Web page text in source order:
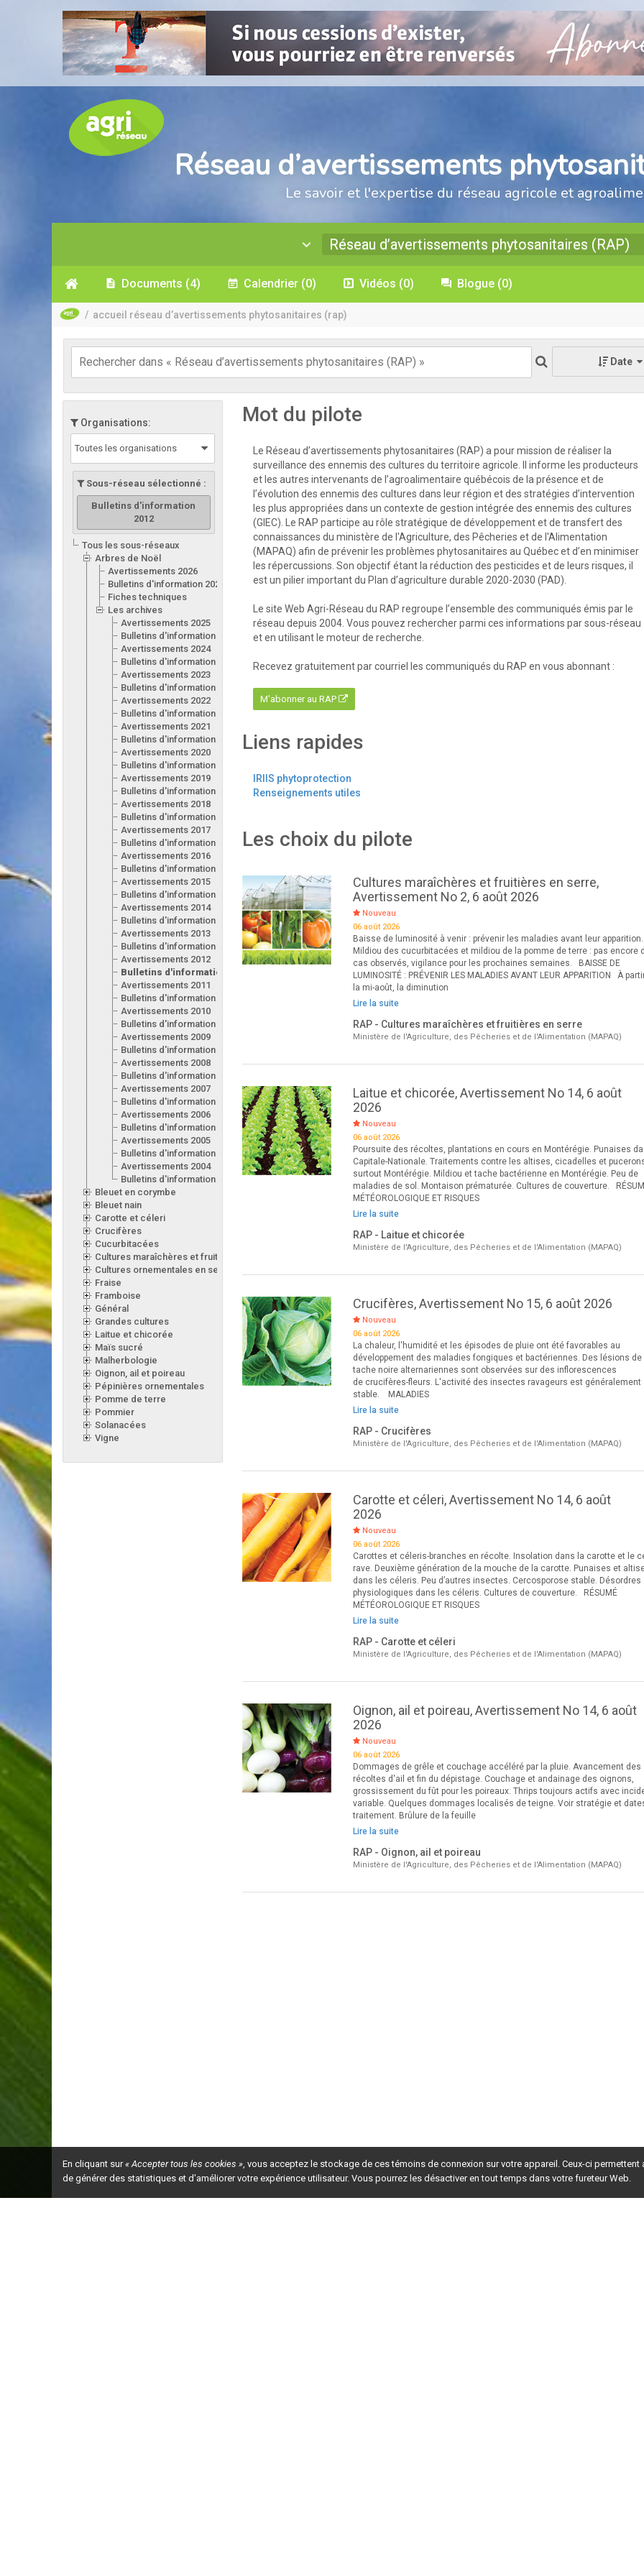
Réseau d’avertissements
Le savoir et l'expertise du réseau agricole et
Réseau d’avertissements phytosanitaires (RAP)
Documents (4) Calendrier (0) Vidéos (0) Blogue (0)
/ accueil réseau d’avertissements phytosanitaires (rap)
Date
Organisations:
Toutes les organisations
Sous-réseau sélectionné :
Bulletins d'information
2012
Tous les sous-réseaux
Arbres de Noël
Avertissements 2026
Bulletins d'information 2026
Fiches techniques
Les archives
Avertissements 2025
Bulletins d'information 2025
Avertissements 2024
Bulletins d'information 2024
Avertissements 2023
Bulletins d'information 2023
Avertissements 2022
Bulletins d'information 2022
Avertissements 2021
Bulletins d'information 2021
Avertissements 2020
Bulletins d'information 2020
Avertissements 2019
Bulletins d'information 2019
Avertissements 2018
Bulletins d'information 2018
Avertissements 2017
Bulletins d'information 2017
Avertissements 2016
Bulletins d'information 2016
Avertissements 2015
Bulletins d'information 2015
Avertissements 2014
Bulletins d'information 2014
Avertissements 2013
Bulletins d'information 2013
Avertissements 2012
Bulletins d'information 2012
Avertissements 2011
Bulletins d'information 2011
Avertissements 2010
Bulletins d'information 2010
Avertissements 2009
Bulletins d'information 2009
Avertissements 2008
Bulletins d'information 2008
Avertissements 2007
Bulletins d'information 2007
Avertissements 2006
Bulletins d'information 2006
Avertissements 2005
Bulletins d'information 2005
Avertissements 2004
Bulletins d'information 2004
Bleuet en corymbe
Bleuet nain
Carotte et céleri
Crucifères
Cucurbitacées
Cultures maraîchères et fruitières en serre
Cultures ornementales en serre
Fraise
Framboise
Général
Grandes cultures
Laitue et chicorée
Maïs sucré
Malherbologie
Oignon, ail et poireau
Pépinières ornementales
Pomme de terre
Pommier
Solanacées
Vigne
Mot du pilote
Le Réseau d’avertissements phytosanitaires (RAP) a pour mission de réaliser la
surveillance des ennemis des cultures du territoire agricole. Il informe les producteurs
et les autres intervenants de l’agroalimentaire québécois de la présence et de
l’évolution des ennemis des cultures dans leur région et des stratégies d’intervention
les plus appropriées dans un contexte de gestion intégrée des ennemis des cultures
(GIEC). Le RAP participe au rôle stratégique de développement et de transfert des
connaissances du ministère de l'Agriculture, des Pêcheries et de l'Alimentation
(MAPAQ) afin de prévenir les problèmes phytosanitaires au Québec et d’en minimiser
les répercussions. Son objectif étant la réduction des pesticides et de leurs risques, il
est un pilier important du Plan d’agriculture durable 2020-2030 (PAD).
Le site Web Agri-Réseau du RAP regroupe l’ensemble des communiqués émis par le
réseau depuis 2004. Vous pouvez rechercher parmi ces informations par sous-réseau
et en utilisant le moteur de recherche.
Recevez gratuitement par courriel les communiqués du RAP en vous abonnant :
M'abonner au RAP
Liens rapides
IRIIS phytoprotection
Renseignements utiles
Les choix du pilote
Cultures maraîchères et fruitières en serre,
Avertissement No 2, 6 août 2026
Nouveau
06 août 2026
Baisse de luminosité à venir : prévenir les maladies avant leur apparition.
Mildiou des cucurbitacées et mildiou de la pomme de terre : pas encore
cas observés, vigilance pour les prochaines semaines. BAISSE DE
LUMINOSITÉ : PRÉVENIR LES MALADIES AVANT LEUR APPARITION À
la mi-août, la diminution
Lire la suite
RAP - Cultures maraîchères et fruitières en serre
Ministère de l'Agriculture, des Pêcheries et de l'Alimentation (MAPAQ)
Laitue et chicorée, Avertissement No 14, 6 août
2026
Nouveau
06 août 2026
Poursuite des récoltes, plantations en cours en Montérégie. Punaises
Capitale-Nationale. Traitements contre les altises, cicadelles et
surtout Montérégie. Mildiou et tache bactérienne en Montérégie. Peu de
maladies de sol. Montaison prématurée. Cultures de couverture.
MÉTÉOROLOGIQUE ET RISQUES
Lire la suite
RAP - Laitue et chicorée
Ministère de l'Agriculture, des Pêcheries et de l'Alimentation (MAPAQ)
Crucifères, Avertissement No 15, 6 août 2026
Nouveau
06 août 2026
La chaleur, l'humidité et les épisodes de pluie ont été favorables au
développement des maladies fongiques et bactériennes. Des lésions de
tache noire alternariennes sont observées sur des inflorescences
de crucifères-fleurs. L'activité des insectes ravageurs est généralement
stable. MALADIES
Lire la suite
RAP - Crucifères
Ministère de l'Agriculture, des Pêcheries et de l'Alimentation (MAPAQ)
Carotte et céleri, Avertissement No 14, 6 août
2026
Nouveau
06 août 2026
Carottes et céleris-branches en récolte. Insolation dans la carotte et le
rave. Deuxième génération de la mouche de la carotte. Punaises et
dans les céleris. Peu d’autres insectes. Cercosporose stable. Désordres
physiologiques dans les céleris. Cultures de couverture. RÉSUMÉ
MÉTÉOROLOGIQUE ET RISQUES
Lire la suite
RAP - Carotte et céleri
Ministère de l'Agriculture, des Pêcheries et de l'Alimentation (MAPAQ)
Oignon, ail et poireau, Avertissement No 14, 6 août
2026
Nouveau
06 août 2026
Dommages de grêle et couchage accéléré par la pluie. Avancement des
récoltes d'ail et fin du dépistage. Couchage et andainage des oignons,
grossissement du fût pour les poireaux. Thrips toujours actifs avec
variable. Quelques dommages localisés de teigne. Voir stratégie et
traitement. Brûlure de la feuille
Lire la suite
RAP - Oignon, ail et poireau
Ministère de l'Agriculture, des Pêcheries et de l'Alimentation (MAPAQ)
En cliquant sur« Accepter tous les cookies », vous acceptez le stockage de ces témoins de connexion sur votre appareil. Ceux-ci permettent
de générer des statistiques et d'améliorer votre expérience utilisateur. Vous pourrez les désactiver en tout temps dans votre fureteur Web.